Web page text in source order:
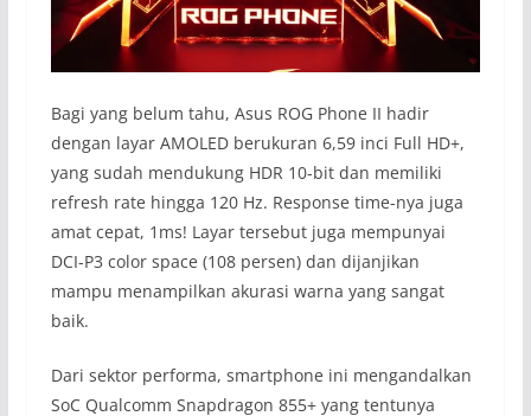
Bagi yang belum tahu, Asus ROG Phone II hadir
dengan layar AMOLED berukuran 6,59 inci Full HD+,
yang sudah mendukung HDR 10-bit dan memiliki
refresh rate hingga 120 Hz. Response time-nya juga
amat cepat, 1ms! Layar tersebut juga mempunyai
DCI-P3 color space (108 persen) dan dijanjikan
mampu menampilkan akurasi warna yang sangat
baik.
Dari sektor performa, smartphone ini mengandalkan
SoC Qualcomm Snapdragon 855+ yang tentunya